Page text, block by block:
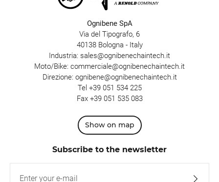
Ognibene SpA
Via del Tipografo, 6
40138 Bologna - Italy
Industria: sales@ognibenechaintech.it
Moto/Bike: commerciale@ognibenechaintech.it
Direzione: ognibene@ognibenechaintech.it
Tel +39 051 534 225
Fax +39 051 535 083
Show on map
Subscribe to the newsletter